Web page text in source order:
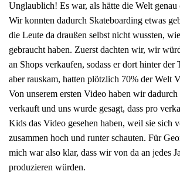
Unglaublich! Es war, als hätte die Welt genau
Wir konnten dadurch Skateboarding etwas
die Leute da draußen selbst nicht wussten,
gebraucht haben. Zuerst dachten wir, wir
an Shops verkaufen, sodass er dort hinter der
aber rauskam, hatten plötzlich 70% der Welt
Von unserem ersten Video haben wir
verkauft und uns wurde gesagt, dass pro
Kids das Video gesehen haben, weil sie sich
zusammen hoch und runter schauten. Für
mich war also klar, dass wir von da an jedes
produzieren würden.